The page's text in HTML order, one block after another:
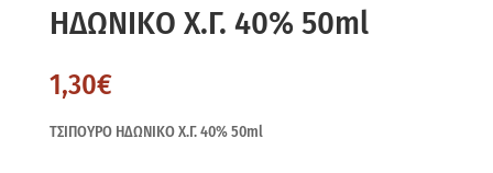
ΗΔΩΝΙΚΟ Χ.Γ. 40% 50ml
1,30€
ΤΣΙΠΟΥΡΟ ΗΔΩΝΙΚΟ Χ.Γ. 40% 50ml